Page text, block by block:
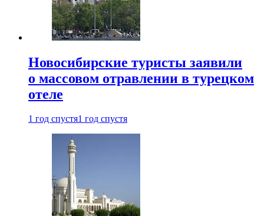
Новосибирские туристы заявили
о массовом отравлении в турецком
отеле
1 год спустя1 год спустя